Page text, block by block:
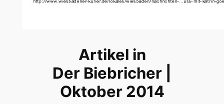
Artikel in
Der Biebricher |
Oktober 2014